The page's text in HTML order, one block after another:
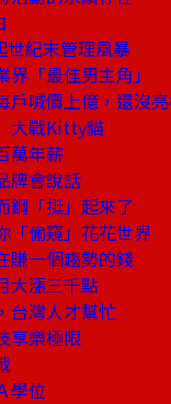
世紀末管理風暴
「最佳男主角」
戶喊價上億，還沒
大戰Kitty貓
萬年薪
牌會說話
鋼「挺」起來了
「偷窺」花花世界
賺一個趨勢的錢
大漲三千點
台灣人才幫忙
享樂極限
學位